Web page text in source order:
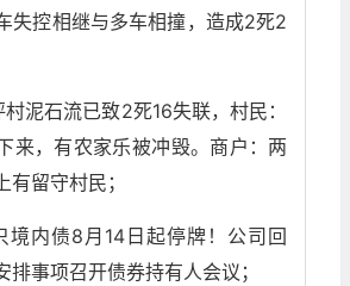
失控相继与多车相撞，造成2死2
泥石流已致2死16失联，村民：
来，有农家乐被冲毁。商户：两
留守村民；
境内债8月14日起停牌！公司回
排事项召开债券持有人会议；